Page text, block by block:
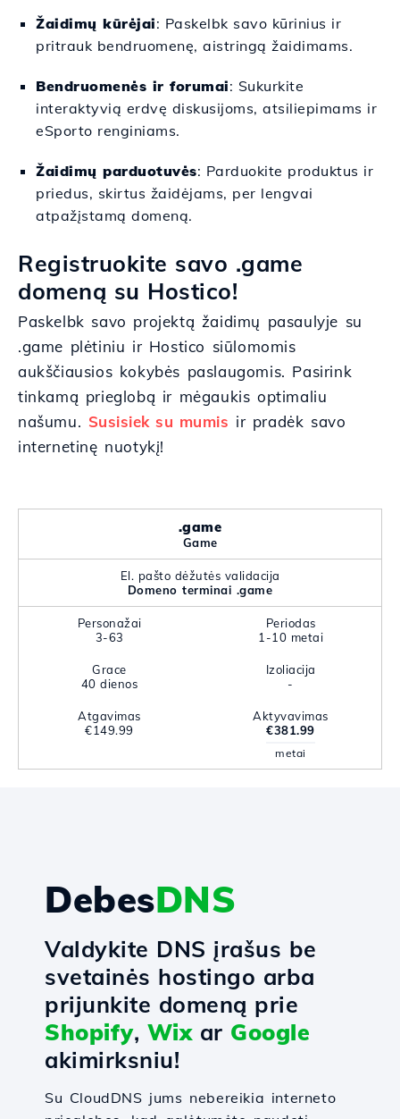
Žaidimų kūrėjai: Paskelbk savo kūrinius ir
pritrauk bendruomenę, aistringą žaidimams.
Bendruomenės ir forumai: Sukurkite
interaktyvią erdvę diskusijoms, atsiliepimams ir
eSporto renginiams.
Žaidimų parduotuvės: Parduokite produktus ir
priedus, skirtus žaidėjams, per lengvai
atpažįstamą domeną.
Registruokite savo .game
domeną su Hostico!
Paskelbk savo projektą žaidimų pasaulyje su
.game plėtiniu ir Hostico siūlomomis
aukščiausios kokybės paslaugomis. Pasirink
tinkamą prieglobą ir mėgaukis optimaliu
našumu. Susisiek su mumis ir pradėk savo
internetinę nuotykį!
.game
Game
El. pašto dėžutės validacija
Domeno terminai .game
Personažai
3-63
Periodas
1-10 metai
Grace
40 dienos
Izoliacija
-
Atgavimas
€149.99
Aktyvavimas
€381.99
metai
DebesDNS
Valdykite DNS įrašus be
svetainės hostingo arba
prijunkite domeną prie
Shopify, Wixar Google
akimirksniu!
Su CloudDNS jums nebereikia interneto